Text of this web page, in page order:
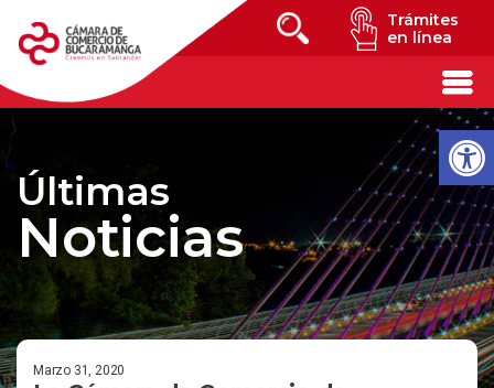
Trámites
en línea
Últimas
Noticias
Marzo 31, 2020